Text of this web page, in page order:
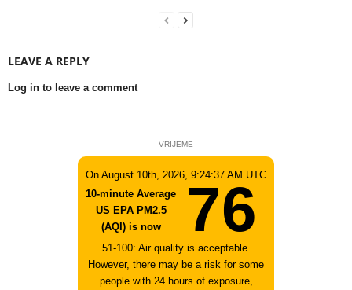
LEAVE A REPLY
Log in to leave a comment
- VRIJEME -
On August 10th, 2026, 9:24:37 AM UTC
10-minute Average
US EPA PM2.5
(AQI) is now
76
51-100: Air quality is acceptable.
However, there may be a risk for some
people with 24 hours of exposure,